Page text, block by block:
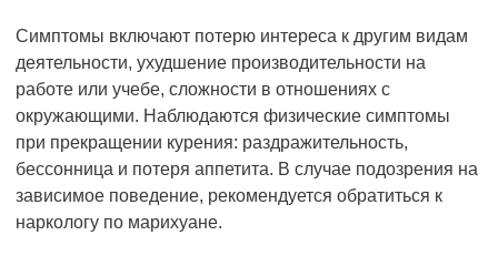
Симптомы включают потерю интереса к другим видам
деятельности, ухудшение производительности на
работе или учебе, сложности в отношениях с
окружающими. Наблюдаются физические симптомы
при прекращении курения: раздражительность,
бессонница и потеря аппетита. В случае подозрения на
зависимое поведение, рекомендуется обратиться к
наркологу по марихуане.